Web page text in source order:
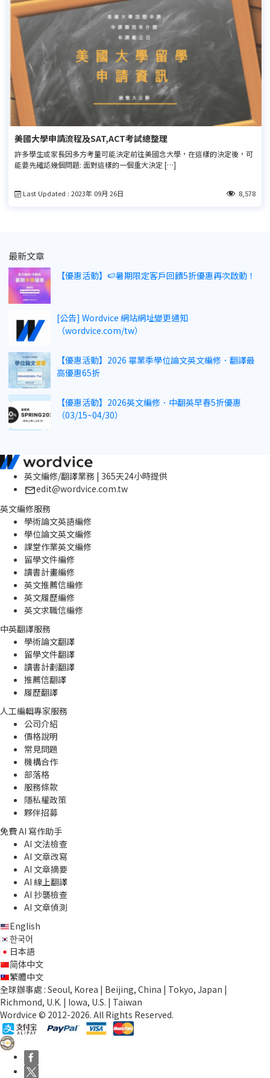
美國大學申請流程及SAT,ACT考試總整理
許多學生或家長因多方考量可能決定前往美國念大學，在這樣的決定後，可
能要先確認幾個問題: 面對這樣的一個重大決定 […]
Last Updated : 2023年 09月 26日 8,578
最新文章
【優惠活動】🍉暑期限定客戶回饋5折優惠再次啟動！
[公告] Wordvice 網站網址變更通知
（wordvice.com/tw）
【優惠活動】2026 畢業季學位論文英文編修．翻譯最
高優惠65折
【優惠活動】2026英文編修．中翻英早春5折優惠
（03/15~04/30）
英文編修/翻譯業務 | 365天24小時提供
edit@wordvice.com.tw
英文編修服務
學術論文英語編修
學位論文英文編修
課堂作業英文編修
留學文件編修
讀書計畫編修
英文推薦信編修
英文履歷編修
英文求職信編修
中英翻譯服務
學術論文翻譯
留學文件翻譯
讀書計劃翻譯
推薦信翻譯
履歷翻譯
人工編輯專家服務
公司介紹
價格說明
常見問題
機構合作
部落格
服務條款
隱私權政策
夥伴招募
免費 AI 寫作助手
AI 文法檢查
AI 文章改寫
AI 文章摘要
AI 線上翻譯
AI 抄襲檢查
AI 文章偵測
English
한국어
日本語
简体中文
繁體中文
全球辦事處 : Seoul, Korea | Beijing, China | Tokyo, Japan |
Richmond, U.K. | Iowa, U.S. | Taiwan
Wordvice © 2012-2026. All Rights Reserved.